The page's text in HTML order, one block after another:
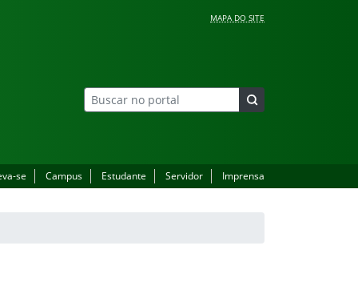
MAPA DO SITE
se Campus Estudante Servidor Imprensa